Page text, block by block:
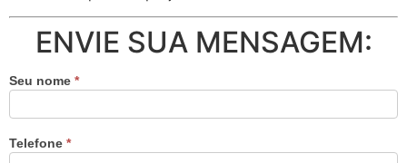
ENVIE SUA MENSAGEM:
Seu nome *
Telefone *